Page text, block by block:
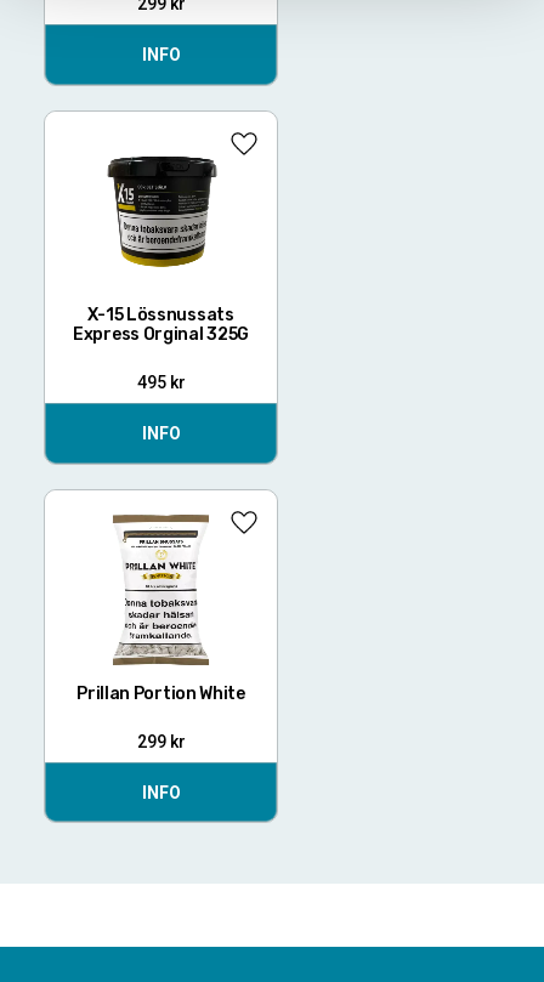
299kr
INFO
X-15 Lössnussats
Express Orginal 325G
495kr
Lägg till i favoriter
INFO
Prillan Portion White
299kr
Lägg till i favoriter
INFO